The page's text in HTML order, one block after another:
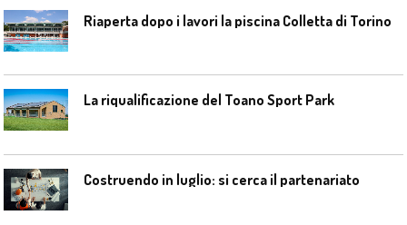
Riaperta dopo i lavori la piscina Colletta di Torino
La riqualificazione del Toano Sport Park
Costruendo in luglio: si cerca il partenariato